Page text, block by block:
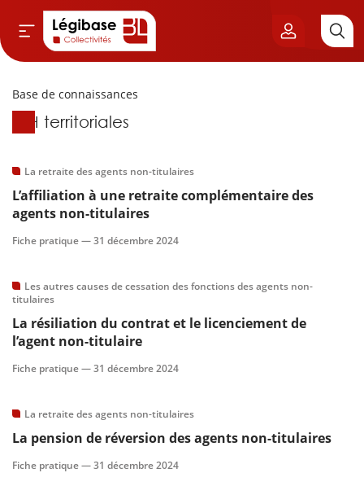
& Cimetières
& Élu local
& Finances locales
publique
Base de connaissances
Base de connaissances
RH territoriales
La retraite des agents non-titulaires
L’affiliation à une retraite complémentaire des
agents non-titulaires
Fiche pratique —31 décembre 2024
Les autres causes de cessation des fonctions des agents non-
titulaires
La résiliation du contrat et le licenciement de
l’agent non-titulaire
Fiche pratique —31 décembre 2024
La retraite des agents non-titulaires
La pension de réversion des agents non-titulaires
Fiche pratique —31 décembre 2024